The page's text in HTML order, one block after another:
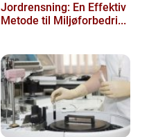
Jordrensning: En Effektiv
Metode til Miljøforbedri...